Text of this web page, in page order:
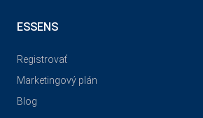
ESSENS
Registrovať
Marketingový plán
Blog